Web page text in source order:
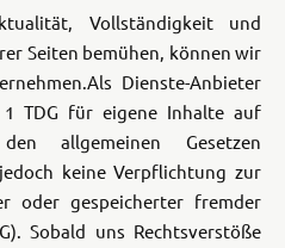
Vollständigkeit und
Seiten bemühen, können wir
Als Dienste-Anbieter
TDG für eigene Inhalte auf
allgemeinen Gesetzen
keine Verpflichtung zur
oder gespeicherter fremder
Sobald uns Rechtsverstöße